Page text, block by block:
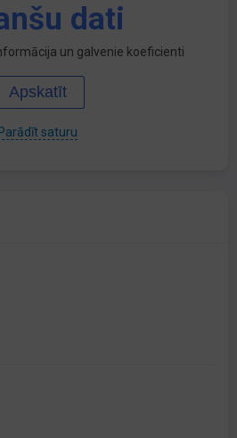
dati
un galvenie koeficienti
Apskatīt
Parādīt saturu